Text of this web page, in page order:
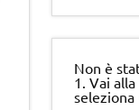
Non è
1. Vai
seleziona